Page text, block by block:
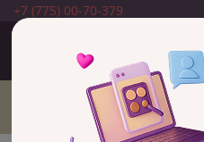
+7 (775) 00-70-379
Главная О нас